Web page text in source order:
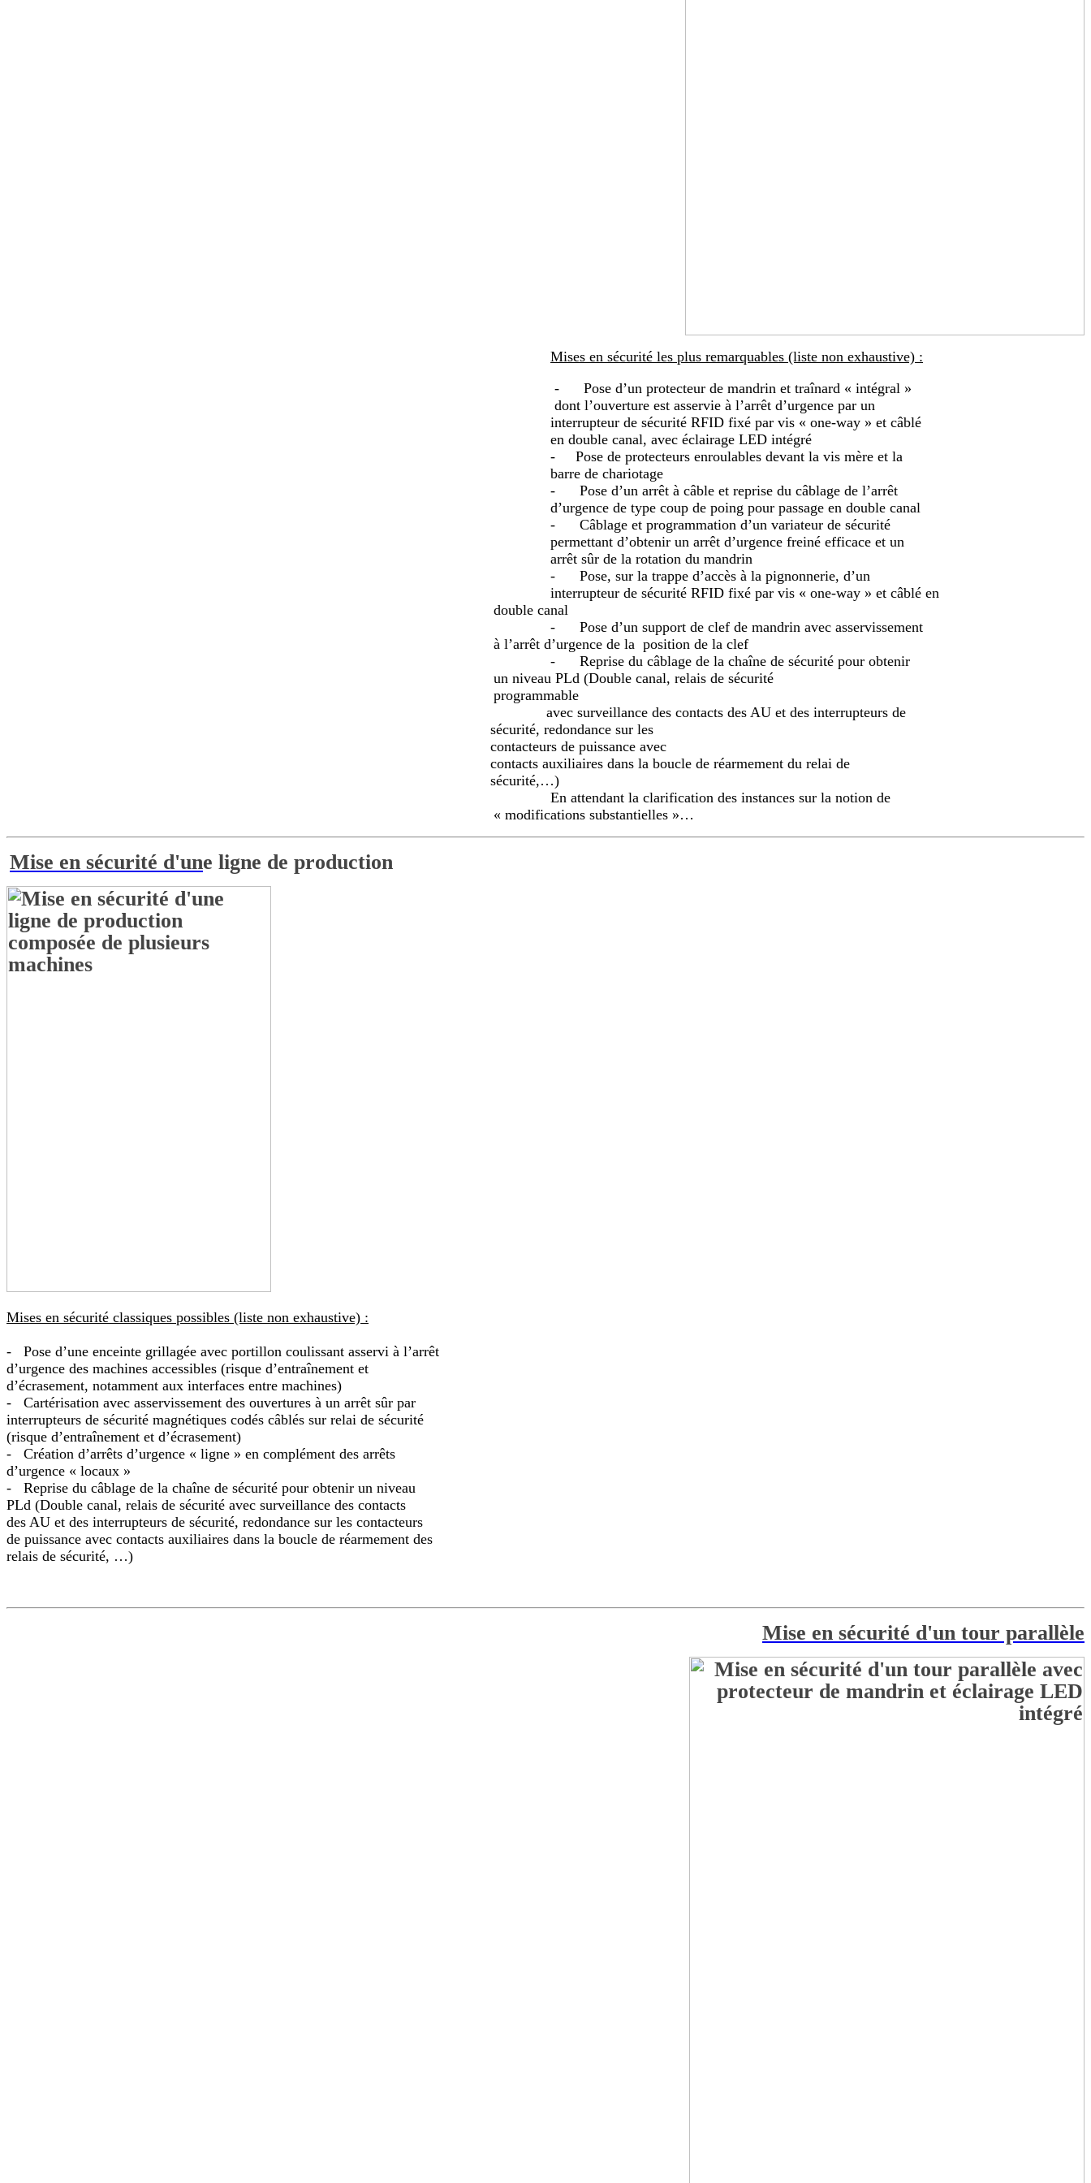
Mises en sécurité les plus remarquables (liste non exhaustive) :
- Pose d’un protecteur de mandrin et traînard « intégral »
dont l’ouverture est asservie à l’arrêt d’urgence par un
interrupteur de sécurité RFID fixé par vis « one-way » et câblé
en double canal, avec éclairage LED intégré
- Pose de protecteurs enroulables devant la vis mère et la
barre de chariotage
- Pose d’un arrêt à câble et reprise du câblage de l’arrêt
d’urgence de type coup de poing pour passage en double canal
- Câblage et programmation d’un variateur de sécurité
permettant d’obtenir un arrêt d’urgence freiné efficace et un
arrêt sûr de la rotation du mandrin
- Pose, sur la trappe d’accès à la pignonnerie, d’un
interrupteur de sécurité RFID fixé par vis « one-way » et câblé en
double canal
- Pose d’un support de clef de mandrin avec asservissement
à l’arrêt d’urgence de la position de la clef
- Reprise du câblage de la chaîne de sécurité pour obtenir
un niveau PLd (Double canal, relais de sécurité
programmable
avec surveillance des contacts des AU et des interrupteurs de
sécurité, redondance sur les
contacteurs de puissance avec
contacts auxiliaires dans la boucle de réarmement du relai de
sécurité,…)
En attendant la clarification des instances sur la notion de
« modifications substantielles »…
Mise en sécurité d'une ligne de production
Mises en sécurité classiques possibles (liste non exhaustive) :
- Pose d’une enceinte grillagée avec portillon coulissant asservi à l’arrêt
d’urgence des machines accessibles (risque d’entraînement et
d’écrasement, notamment aux interfaces entre machines)
- Cartérisation avec asservissement des ouvertures à un arrêt sûr par
interrupteurs de sécurité magnétiques codés câblés sur relai de sécurité
(risque d’entraînement et d’écrasement)
- Création d’arrêts d’urgence « ligne » en complément des arrêts
d’urgence « locaux »
- Reprise du câblage de la chaîne de sécurité pour obtenir un niveau
PLd (Double canal, relais de sécurité avec surveillance des contacts
des AU et des interrupteurs de sécurité, redondance sur les contacteurs
de puissance avec contacts auxiliaires dans la boucle de réarmement des
relais de sécurité, …)
Mise en sécurité d'un tour parallèle